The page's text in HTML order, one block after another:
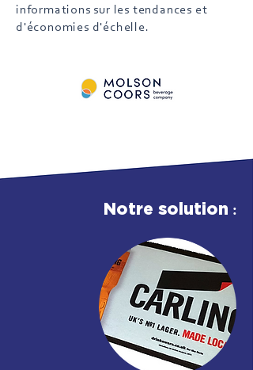
informations sur les tendances et
d'économies d'échelle.
Notre solution :